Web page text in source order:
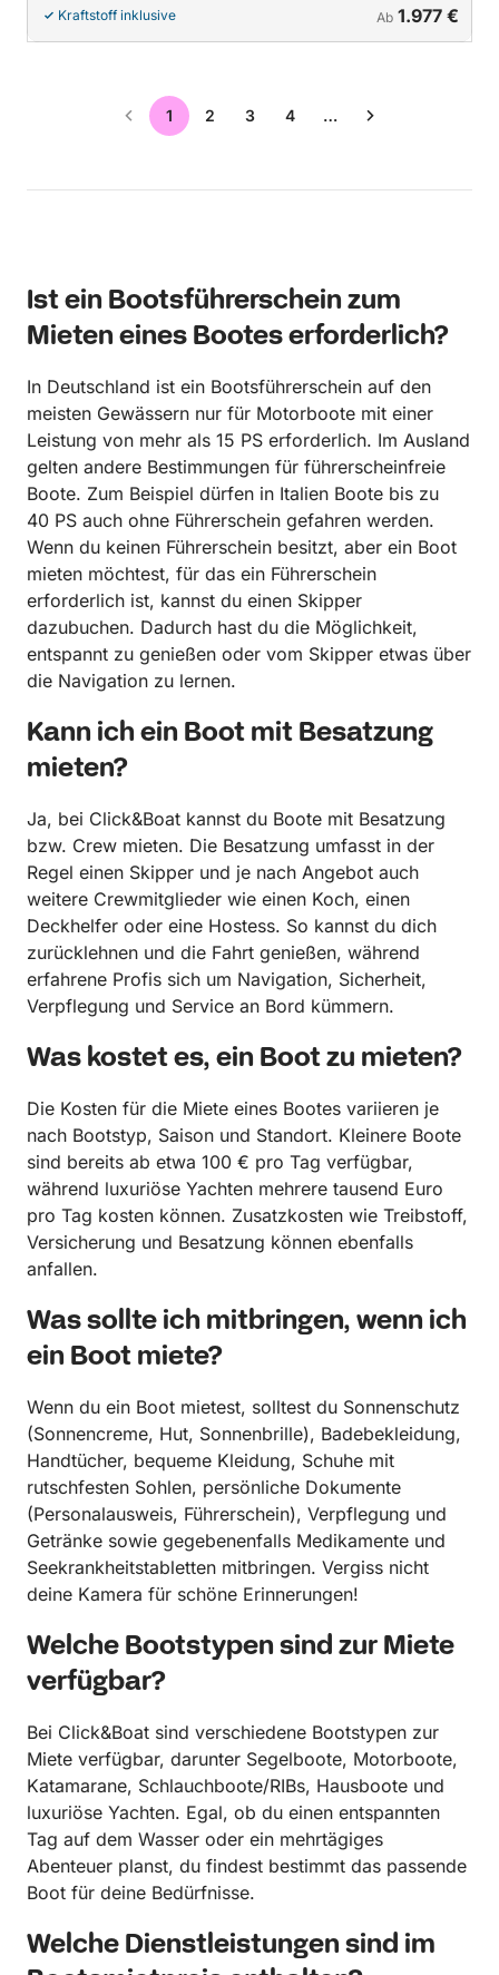
Kraftstoff inklusive Ab 1.977 €
1 2 3 4 …
Ist ein Bootsführerschein zum
Mieten eines Bootes erforderlich?
In Deutschland ist ein Bootsführerschein auf den
meisten Gewässern nur für Motorboote mit einer
Leistung von mehr als 15 PS erforderlich. Im Ausland
gelten andere Bestimmungen für führerscheinfreie
Boote. Zum Beispiel dürfen in Italien Boote bis zu
40 PS auch ohne Führerschein gefahren werden.
Wenn du keinen Führerschein besitzt, aber ein Boot
mieten möchtest, für das ein Führerschein
erforderlich ist, kannst du einen Skipper
dazubuchen. Dadurch hast du die Möglichkeit,
entspannt zu genießen oder vom Skipper etwas über
die Navigation zu lernen.
Kann ich ein Boot mit Besatzung
mieten?
Ja, bei Click&Boat kannst du Boote mit Besatzung
bzw. Crew mieten. Die Besatzung umfasst in der
Regel einen Skipper und je nach Angebot auch
weitere Crewmitglieder wie einen Koch, einen
Deckhelfer oder eine Hostess. So kannst du dich
zurücklehnen und die Fahrt genießen, während
erfahrene Profis sich um Navigation, Sicherheit,
Verpflegung und Service an Bord kümmern.
Was kostet es, ein Boot zu mieten?
Die Kosten für die Miete eines Bootes variieren je
nach Bootstyp, Saison und Standort. Kleinere Boote
sind bereits ab etwa 100 € pro Tag verfügbar,
während luxuriöse Yachten mehrere tausend Euro
pro Tag kosten können. Zusatzkosten wie Treibstoff,
Versicherung und Besatzung können ebenfalls
anfallen.
Was sollte ich mitbringen, wenn ich
ein Boot miete?
Wenn du ein Boot mietest, solltest du Sonnenschutz
(Sonnencreme, Hut, Sonnenbrille), Badebekleidung,
Handtücher, bequeme Kleidung, Schuhe mit
rutschfesten Sohlen, persönliche Dokumente
(Personalausweis, Führerschein), Verpflegung und
Getränke sowie gegebenenfalls Medikamente und
Seekrankheitstabletten mitbringen. Vergiss nicht
deine Kamera für schöne Erinnerungen!
Welche Bootstypen sind zur Miete
verfügbar?
Bei Click&Boat sind verschiedene Bootstypen zur
Miete verfügbar, darunter Segelboote, Motorboote,
Katamarane, Schlauchboote/RIBs, Hausboote und
luxuriöse Yachten. Egal, ob du einen entspannten
Tag auf dem Wasser oder ein mehrtägiges
Abenteuer planst, du findest bestimmt das passende
Boot für deine Bedürfnisse.
Welche Dienstleistungen sind im